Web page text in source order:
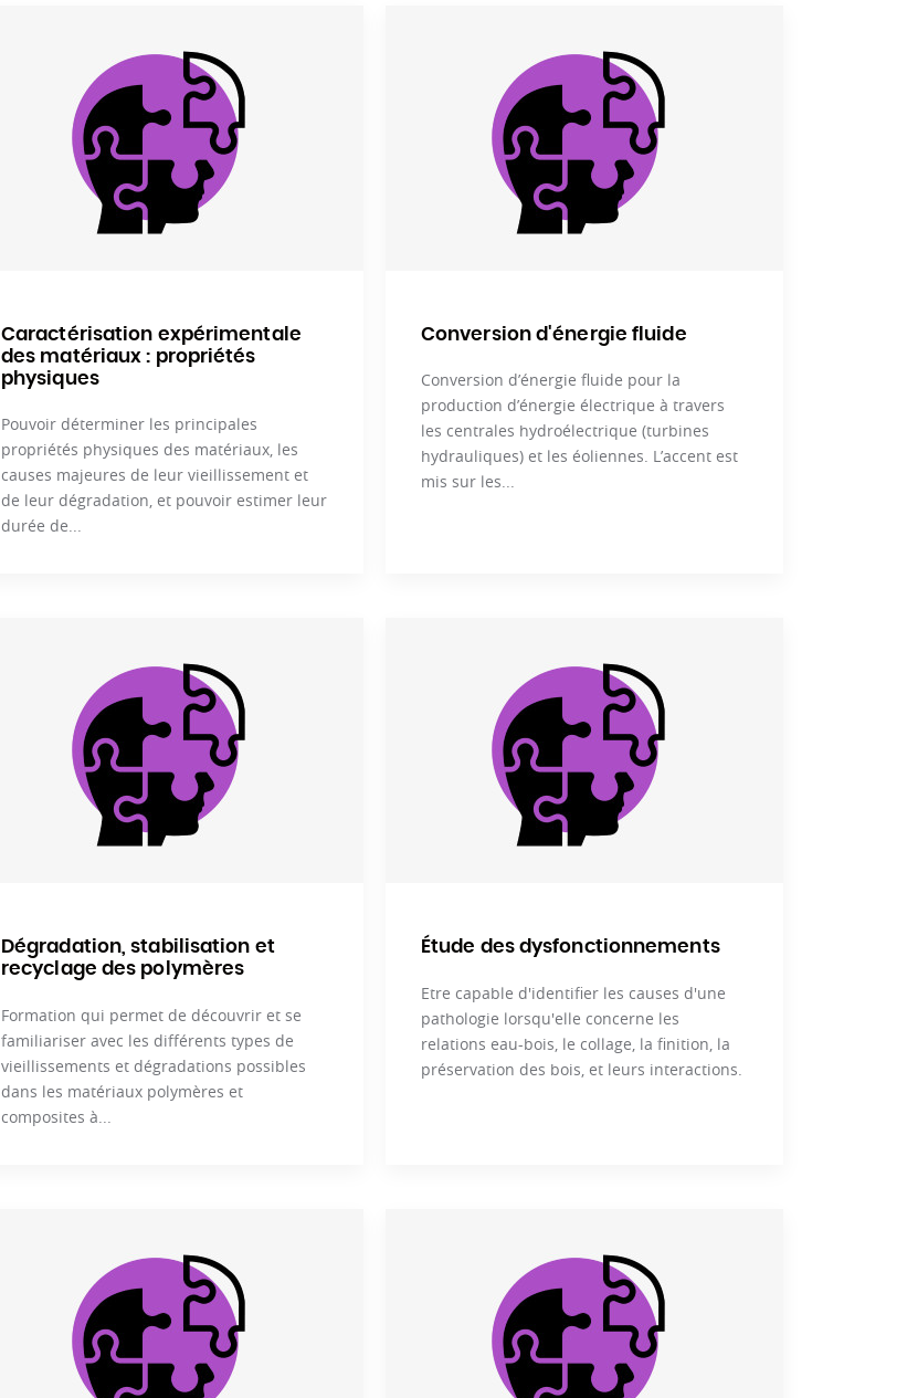
Caractérisation expérimentale
des matériaux : propriétés
physiques
Pouvoir déterminer les principales
propriétés physiques des matériaux, les
causes majeures de leur vieillissement et
de leur dégradation, et pouvoir estimer leur
durée de...
Conversion d'énergie fluide
Conversion d’énergie fluide pour la
production d’énergie électrique à travers
les centrales hydroélectrique (turbines
hydrauliques) et les éoliennes. L’accent est
mis sur les...
Dégradation, stabilisation et
recyclage des polymères
Formation qui permet de découvrir et se
familiariser avec les différents types de
vieillissements et dégradations possibles
dans les matériaux polymères et
composites à...
Étude des dysfonctionnements
Etre capable d'identifier les causes d'une
pathologie lorsqu'elle concerne les
relations eau-bois, le collage, la finition, la
préservation des bois, et leurs interactions.